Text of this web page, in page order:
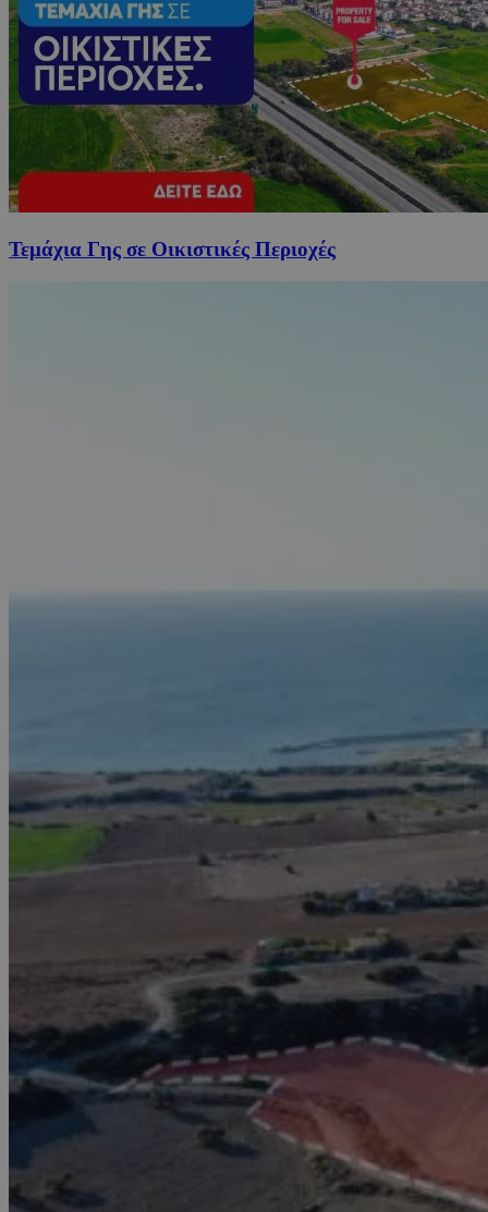
Τεμάχια Γης σε Οικιστικές Περιοχές